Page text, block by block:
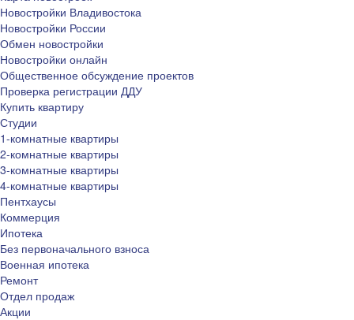
Новостройки Владивостока
Новостройки России
Обмен новостройки
Новостройки онлайн
Общественное обсуждение проектов
Проверка регистрации ДДУ
Купить квартиру
Студии
1-комнатные квартиры
2-комнатные квартиры
3-комнатные квартиры
4-комнатные квартиры
Пентхаусы
Коммерция
Ипотека
Без первоначального взноса
Военная ипотека
Ремонт
Отдел продаж
Акции